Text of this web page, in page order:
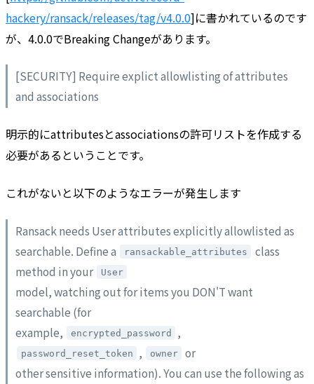
hackery/ransack/releases/tag/v4.0.0]に書かれているのです
が、4.0.0でBreaking Changeがあります。
[SECURITY] Require explict allowlisting of attributes
and associations
明示的にattributesとassociationsの許可リストを作成する
必要があるということです。
これがないと以下のようなエラーが発生します
Ransack needs User attributes explicitly allowlisted as
searchable. Define a
ransackable_attributes
class
method in your
User
model, watching out for items you DON'T want
searchable (for
example,
encrypted_password ,
password_reset_token , owner
or
other sensitive information). You can use the following as